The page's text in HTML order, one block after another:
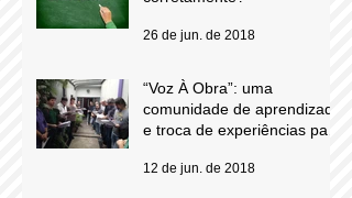
Subsídio: você pronuncia
26 de jun. de 2018
comunidade de aprendizado